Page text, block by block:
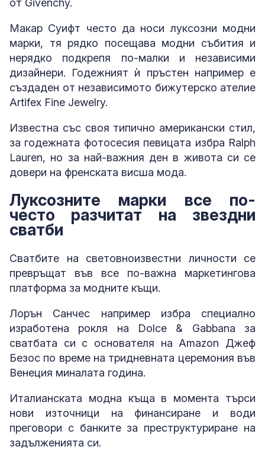
от Givenchy.
Макар Суифт често да носи луксозни модни
марки, тя рядко посещава модни събития и
нерядко подкрепя по-малки и независими
дизайнери. Годежният ѝ пръстен например е
създаден от независимото бижутерско ателие
Artifex Fine Jewelry.
Известна със своя типично американски стил,
за годежната фотосесия певицата избра Ralph
Lauren, но за най-важния ден в живота си се
довери на френската висша мода.
Луксозните марки все по-
често разчитат на звездни
сватби
Сватбите на световноизвестни личности се
превръщат във все по-важна маркетингова
платформа за модните къщи.
Лорън Санчес например избра специално
изработена рокля на Dolce & Gabbana за
сватбата си с основателя на Amazon Джеф
Безос по време на тридневната церемония във
Венеция миналата година.
Италианската модна къща в момента търси
нови източници на финансиране и води
преговори с банките за преструктуриране на
задълженията си.